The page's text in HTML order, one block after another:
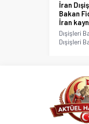
İran
Bakan
İran
Dışişleri
Dışişleri